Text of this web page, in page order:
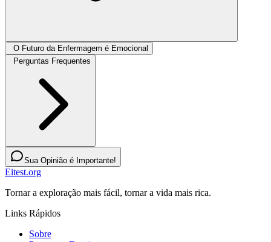
O Futuro da Enfermagem é Emocional
Perguntas Frequentes
Sua Opinião é Importante!
Eitest.org
Tornar a exploração mais fácil, tornar a vida mais rica.
Links Rápidos
Sobre